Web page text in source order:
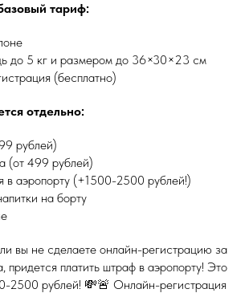
тариф:
до 5 кг и размером до 36×30×23 см
(бесплатно)
отдельно:
рублей)
(от 499 рублей)
в аэропорту (+1500-2500 рублей!)
на борту
вы не сделаете онлайн-регистрацию за
придется платить штраф в аэропорту! Это
2500 рублей! 💸🚨 Онлайн-регистрация